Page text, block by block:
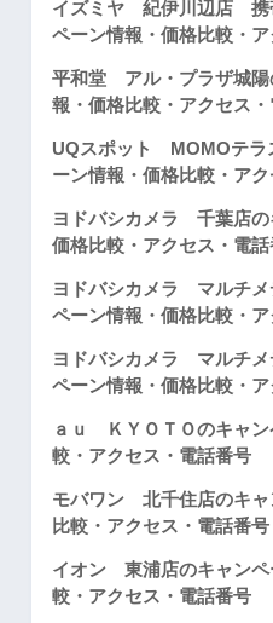
イズミヤ 紀伊川辺店 携
ペーン情報・価格比較・
平和堂 アル・プラザ城陽
報・価格比較・アクセス
UQスポット MOMOテラ
ーン情報・価格比較・ア
ヨドバシカメラ 千葉店の
価格比較・アクセス・電
ヨドバシカメラ マルチメ
ペーン情報・価格比較・
ヨドバシカメラ マルチメ
ペーン情報・価格比較・
ａｕ ＫＹＯＴＯのキャン
較・アクセス・電話番号
モバワン 北千住店のキャ
比較・アクセス・電話番号
イオン 東浦店のキャンペ
較・アクセス・電話番号